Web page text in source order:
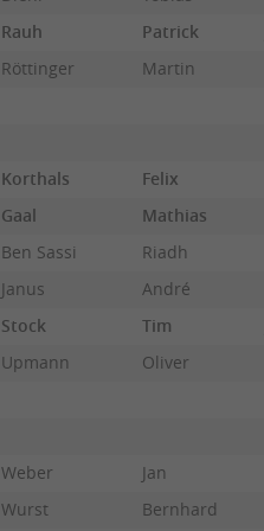
Rauh Patrick
Röttinger Martin
Korthals Felix
Gaal Mathias
Ben Sassi Riadh
Janus André
Stock Tim
Upmann Oliver
Weber Jan
Wurst Bernhard